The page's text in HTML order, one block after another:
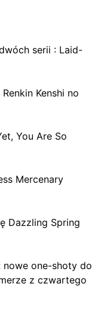
serii : Laid-
Kenshi no
You Are So
Mercenary
Dazzling Spring
nowe one-shoty do
z czwartego